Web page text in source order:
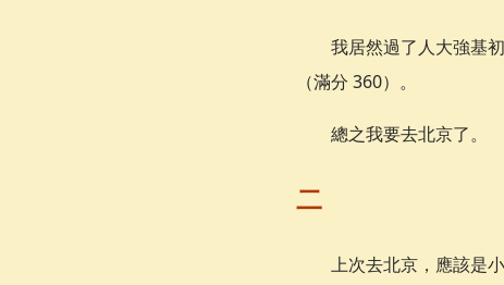
我居然過了人大強基
（滿分 360）。
總之我要去北京了。
二
上次去北京，應該是